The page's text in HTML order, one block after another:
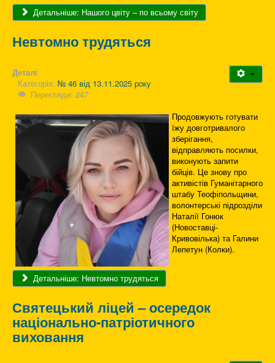
Детальніше: Нашого цвіту – по всьому світу
Невтомно трудяться
Деталі
Категорія: № 46 від 13.11.2025 року
Перегляди: 247
Продовжують готувати
їжу довготривалого
зберігання,
відправляють посилки,
виконують запити
бійців. Це знову про
активістів Гуманітарного
штабу Теофіпольщини,
волонтерські підрозділи
Наталії Гонюк
(Новоставці-
Кривовілька) та Галини
Лепетун (Колки).
Детальніше: Невтомно трудяться
Святецький ліцей – осередок
національно-патріотичного
виховання